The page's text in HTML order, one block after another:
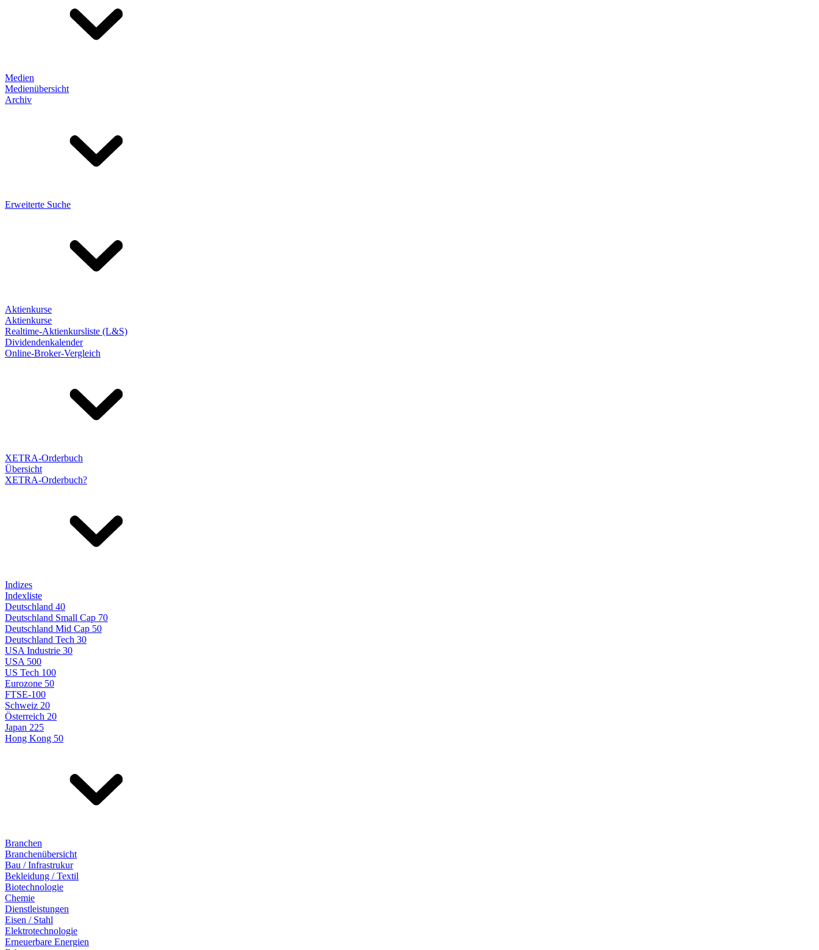
Medien
Medienübersicht
Archiv
Erweiterte Suche
Aktienkurse
Aktienkurse
Realtime-Aktienkursliste (L&S)
Dividendenkalender
Online-Broker-Vergleich
XETRA-Orderbuch
Übersicht
XETRA-Orderbuch?
Indizes
Indexliste
Deutschland 40
Deutschland Small Cap 70
Deutschland Mid Cap 50
Deutschland Tech 30
USA Industrie 30
USA 500
US Tech 100
Eurozone 50
FTSE-100
Schweiz 20
Österreich 20
Japan 225
Hong Kong 50
Branchen
Branchenübersicht
Bau / Infrastrukur
Bekleidung / Textil
Biotechnologie
Chemie
Dienstleistungen
Eisen / Stahl
Elektrotechnologie
Erneuerbare Energien